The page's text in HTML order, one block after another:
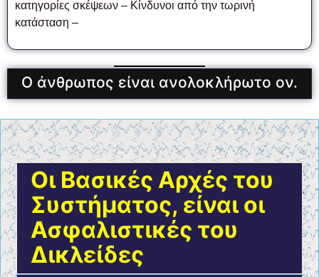
κατηγορίες σκέψεων – Κίνδυνοι από την τωρινή
κατάσταση –
Ο άνθρωπος είναι ανολοκλήρωτο ον.
Οι Βασικές Αρχές του
Συστήματος, είναι οι
Ασφαλιστικές του
Δικλείδες